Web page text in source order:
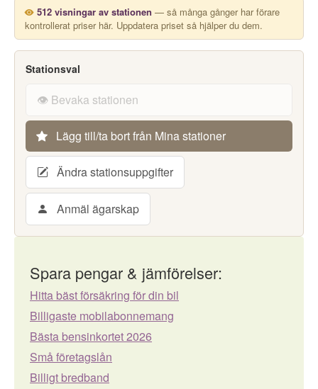
512 visningar av stationen — så många gånger har förare
kontrollerat priser här. Uppdatera priset så hjälper du dem.
Stationsval
👁️ Bevaka stationen
Lägg till/ta bort från Mina stationer
Ändra stationsuppgifter
Anmäl ägarskap
Spara pengar & jämförelser:
Hitta bäst försäkring för din bil
Billigaste mobilabonnemang
Bästa bensinkortet 2026
Små företagslån
Billigt bredband